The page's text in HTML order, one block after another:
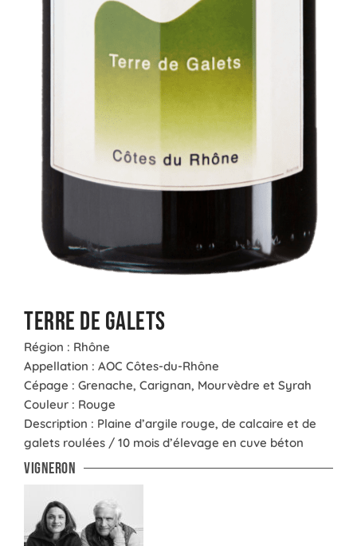
Terre de Galets
Région : Rhône
Appellation : AOC Côtes-du-Rhône
Cépage : Grenache, Carignan, Mourvèdre et Syrah
Couleur : Rouge
Description : Plaine d’argile rouge, de calcaire et de
galets roulées / 10 mois d’élevage en cuve béton
Vigneron